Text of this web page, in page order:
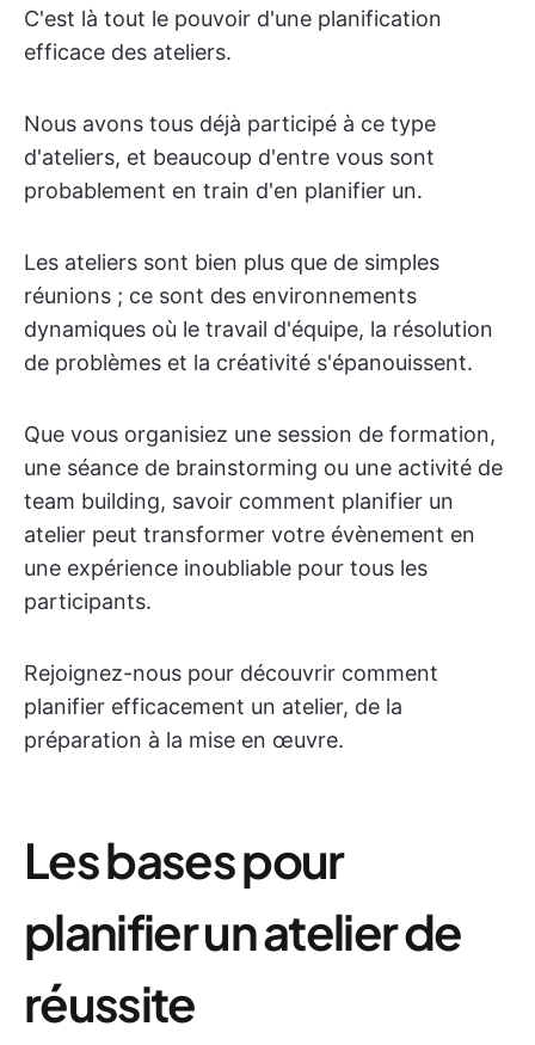
C'est là tout le pouvoir d'une planification
efficace des ateliers.
Nous avons tous déjà participé à ce type
d'ateliers, et beaucoup d'entre vous sont
probablement en train d'en planifier un.
Les ateliers sont bien plus que de simples
réunions ; ce sont des environnements
dynamiques où le travail d'équipe, la résolution
de problèmes et la créativité s'épanouissent.
Que vous organisiez une session de formation,
une séance de brainstorming ou une activité de
team building, savoir comment planifier un
atelier peut transformer votre évènement en
une expérience inoubliable pour tous les
participants.
Rejoignez-nous pour découvrir comment
planifier efficacement un atelier, de la
préparation à la mise en œuvre.
Les bases pour
planifier un atelier de
réussite